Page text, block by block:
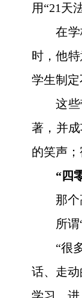
用“21天
在
时，他
学生制
这
著，并
的笑声
“四
那
所
“很
话、走